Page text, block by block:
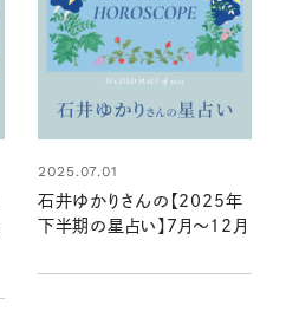
2025.07.01
石井ゆかりさんの【2025年
下半期の星占い】7月～12月